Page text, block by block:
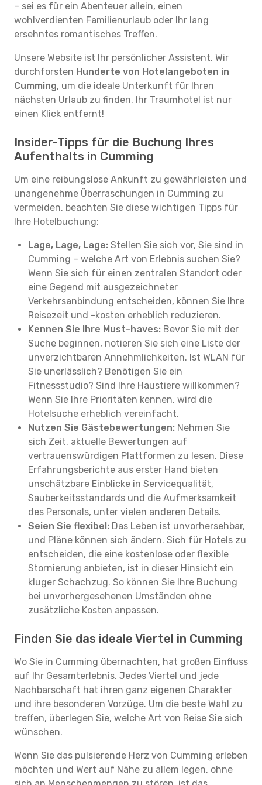
– sei es für ein Abenteuer allein, einen
wohlverdienten Familienurlaub oder Ihr lang
ersehntes romantisches Treffen.
Unsere Website ist Ihr persönlicher Assistent. Wir
durchforsten Hunderte von Hotelangeboten in
Cumming, um die ideale Unterkunft für Ihren
nächsten Urlaub zu finden. Ihr Traumhotel ist nur
einen Klick entfernt!
Insider-Tipps für die Buchung Ihres
Aufenthalts in Cumming
Um eine reibungslose Ankunft zu gewährleisten und
unangenehme Überraschungen in Cumming zu
vermeiden, beachten Sie diese wichtigen Tipps für
Ihre Hotelbuchung:
Lage, Lage, Lage: Stellen Sie sich vor, Sie sind in
Cumming – welche Art von Erlebnis suchen Sie?
Wenn Sie sich für einen zentralen Standort oder
eine Gegend mit ausgezeichneter
Verkehrsanbindung entscheiden, können Sie Ihre
Reisezeit und -kosten erheblich reduzieren.
Kennen Sie Ihre Must-haves: Bevor Sie mit der
Suche beginnen, notieren Sie sich eine Liste der
unverzichtbaren Annehmlichkeiten. Ist WLAN für
Sie unerlässlich? Benötigen Sie ein
Fitnessstudio? Sind Ihre Haustiere willkommen?
Wenn Sie Ihre Prioritäten kennen, wird die
Hotelsuche erheblich vereinfacht.
Nutzen Sie Gästebewertungen: Nehmen Sie
sich Zeit, aktuelle Bewertungen auf
vertrauenswürdigen Plattformen zu lesen. Diese
Erfahrungsberichte aus erster Hand bieten
unschätzbare Einblicke in Servicequalität,
Sauberkeitsstandards und die Aufmerksamkeit
des Personals, unter vielen anderen Details.
Seien Sie flexibel: Das Leben ist unvorhersehbar,
und Pläne können sich ändern. Sich für Hotels zu
entscheiden, die eine kostenlose oder flexible
Stornierung anbieten, ist in dieser Hinsicht ein
kluger Schachzug. So können Sie Ihre Buchung
bei unvorhergesehenen Umständen ohne
zusätzliche Kosten anpassen.
Finden Sie das ideale Viertel in Cumming
Wo Sie in Cumming übernachten, hat großen Einfluss
auf Ihr Gesamterlebnis. Jedes Viertel und jede
Nachbarschaft hat ihren ganz eigenen Charakter
und ihre besonderen Vorzüge. Um die beste Wahl zu
treffen, überlegen Sie, welche Art von Reise Sie sich
wünschen.
Wenn Sie das pulsierende Herz von Cumming erleben
möchten und Wert auf Nähe zu allem legen, ohne